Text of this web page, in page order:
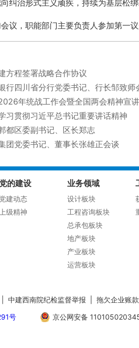
纠治形式主义顽疾，持续为基层松
，职能部门主要负责人参加第一议
方程签署战略合作协议
行四川省分行党委书记、行长邹致师
年统战工作会暨全国两会精神宣
习贯彻习近平总书记重要讲话精神
都区委副书记、区长郑志
团党委书记、董事长张雄正会谈
党的建设
党建动态
上级精神
业务领域
设计板块
工程咨询板块
总承包板块
地产板块
产业板块
运营板块
中建西南院纪检监督举报 拖欠企业账
号 京公网安备